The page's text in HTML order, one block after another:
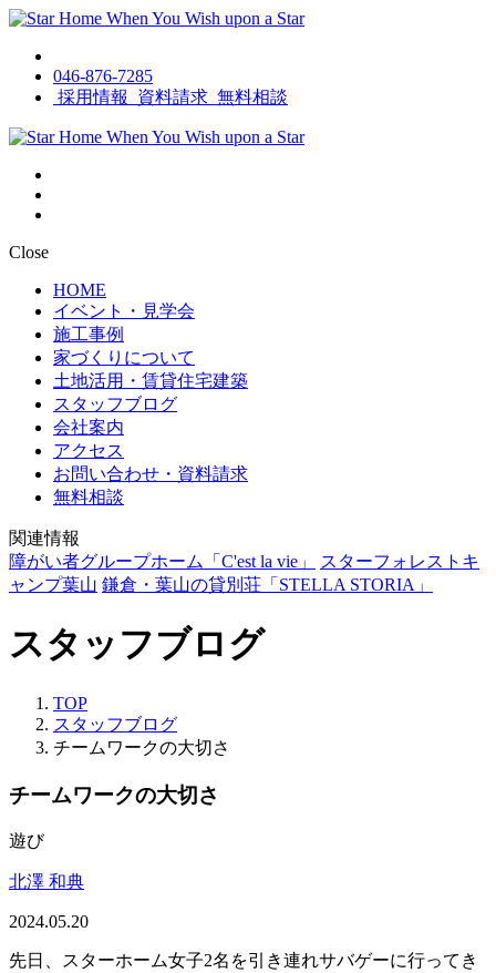
046-876-7285
採用情報
資料請求 無料相談
Close
HOME
イベント・見学会
施工事例
家づくりについて
土地活用・賃貸住宅建築
スタッフブログ
会社案内
アクセス
お問い合わせ・資料請求
無料相談
関連情報
障がい者グループホーム「C'est la vie」
スターフォレストキ
ャンプ葉山 鎌倉・葉山の貸別荘「STELLA STORIA」
スタッフブログ
TOP
スタッフブログ
チームワークの大切さ
チームワークの大切さ
遊び
北澤 和典
2024.05.20
先日、スターホーム女子2名を引き連れサバゲーに行ってき